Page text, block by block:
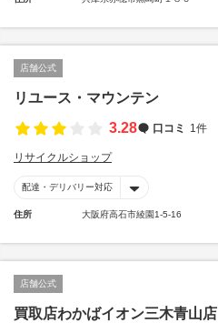
店舗公式
リユース・マウンテン
3.28
口コミ 1件
リサイクルショップ
配達・デリバリー対応
住所 大阪府高石市綾園1-5-16
店舗公式
買取店わかばイオン三木青山店